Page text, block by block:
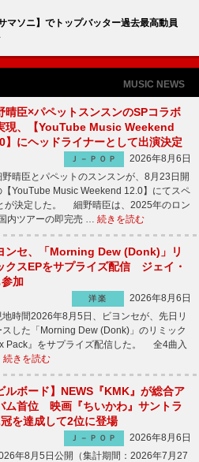
マソニ】でトップバッター過去最高動員
MUSIC NEWS
晴臣×パペットスンスンのSPコラボ
現、【YouTube Music Weekend
】にヘッドライナーとして出演決定
Ｊ－ＰＯＰ
2026年8月6日
晴臣とパペットのスンスンが、8月23日開
【YouTube Music Weekend 12.0】にてスペ
が決定した。 細野晴臣は、2025年のロン
内ツアーの即完売 … 続きを読む
ンセ、「Morning Dew (Donk)」リ
クスEPをサプライズ配信 ジェイ・
加
洋楽
2026年8月6日
時間2026年8月5日、ビヨンセが、先日リ
スした「Morning Dew (Donk)」のリミック
Pack』をサプライズ配信した。 全4曲入
続きを読む
ルボード】NEWS『KMK』が総合ア
ム首位 映画『ちいかわ』サントラ
を達成して2位に登場
Ｊ－ＰＯＰ
2026年8月6日
年8月5日公開（集計期間：2026年7月27